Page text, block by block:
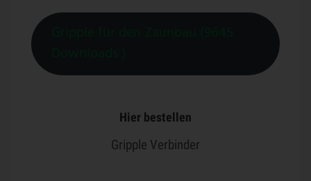
Hier bestellen
Gripple Verbinder